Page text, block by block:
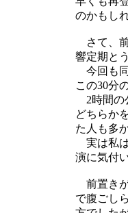
のかもし
さて、
響定期と
今回も同
この30分
2時間の
どちらか
た人も多
実は私は
演に気付
前置き
で腹ごし